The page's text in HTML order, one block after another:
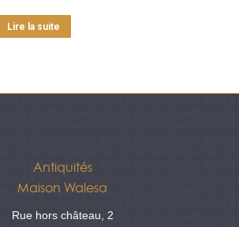
Lire la suite
Antiquités
Maison Walesa
Rue hors château, 2